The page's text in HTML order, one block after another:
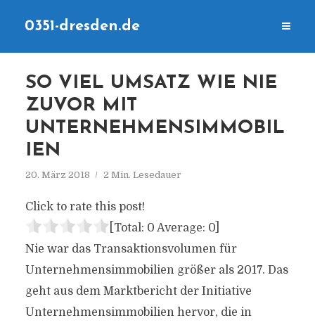
0351-dresden.de
SO VIEL UMSATZ WIE NIE
ZUVOR MIT
UNTERNEHMENSIMMOBIL
IEN
20. März 2018 2 Min. Lesedauer
Click to rate this post!
[Total: 0 Average: 0]
Nie war das Transaktionsvolumen für
Unternehmensimmobilien größer als 2017. Das
geht aus dem Marktbericht der Initiative
Unternehmensimmobilien hervor, die in